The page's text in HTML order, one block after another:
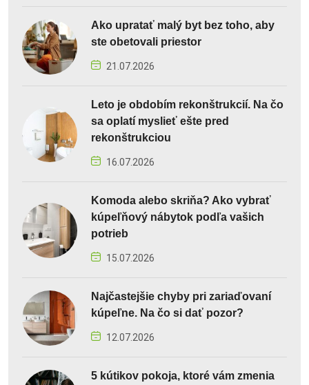
Ako upratať malý byt bez toho, aby
ste obetovali priestor
21.07.2026
Leto je obdobím rekonštrukcií. Na čo
sa oplatí myslieť ešte pred
rekonštrukciou
16.07.2026
Komoda alebo skriňa? Ako vybrať
kúpeľňový nábytok podľa vašich
potrieb
15.07.2026
Najčastejšie chyby pri zariaďovaní
kúpeľne. Na čo si dať pozor?
12.07.2026
5 kútikov pokoja, ktoré vám zmenia